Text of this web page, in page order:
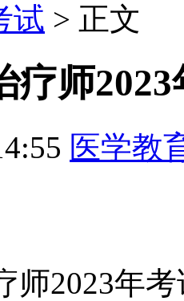
试 > 正文
疗师
医学教
师2023年